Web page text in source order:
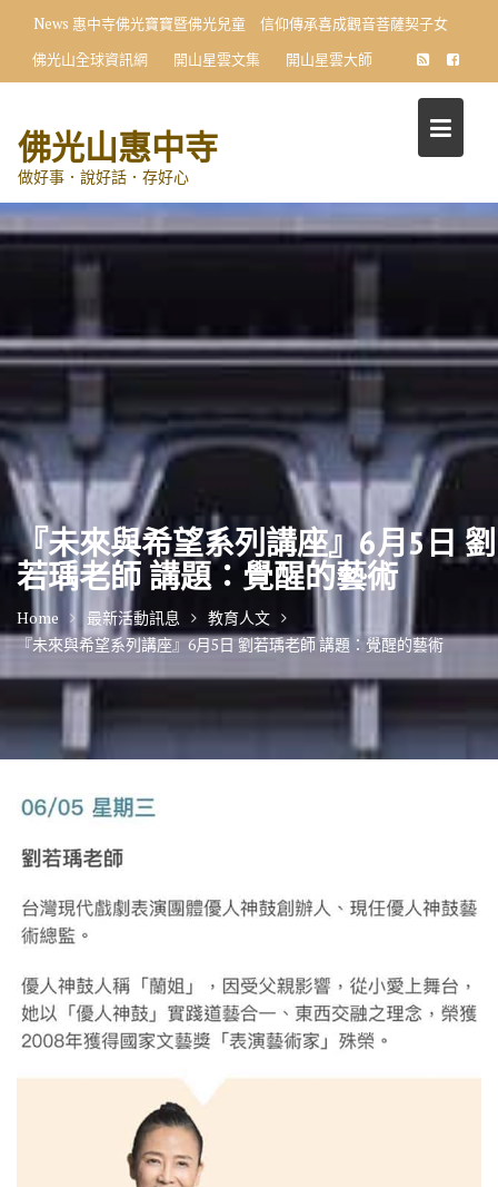
content
News 惠中寺佛光寶寶暨佛光兒童 信仰傳承喜成觀音菩薩契子女
佛光山全球資訊網
開山星雲文集 開山星雲大師
佛光山惠中寺
做好事．說好話．存好心
『未來與希望系列講座』6月5日 劉
若瑀老師 講題：覺醒的藝術
Home 最新活動訊息
教育人文
『未來與希望系列講座』6月5日 劉若瑀老師 講題：覺醒的藝術